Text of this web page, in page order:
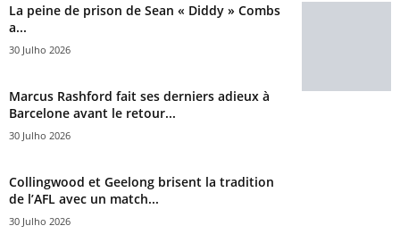
La peine de prison de Sean « Diddy » Combs
a...
30 Julho 2026
Marcus Rashford fait ses derniers adieux à
Barcelone avant le retour...
30 Julho 2026
Collingwood et Geelong brisent la tradition
de l’AFL avec un match...
30 Julho 2026